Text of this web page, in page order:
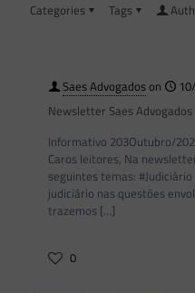
Categories Tags
Saes Advogadoson
Newsletter Saes
Informativo 203Outubro/
Caros leitores, Na
seguintes temas:
judiciário nas questões
trazemos […]
0